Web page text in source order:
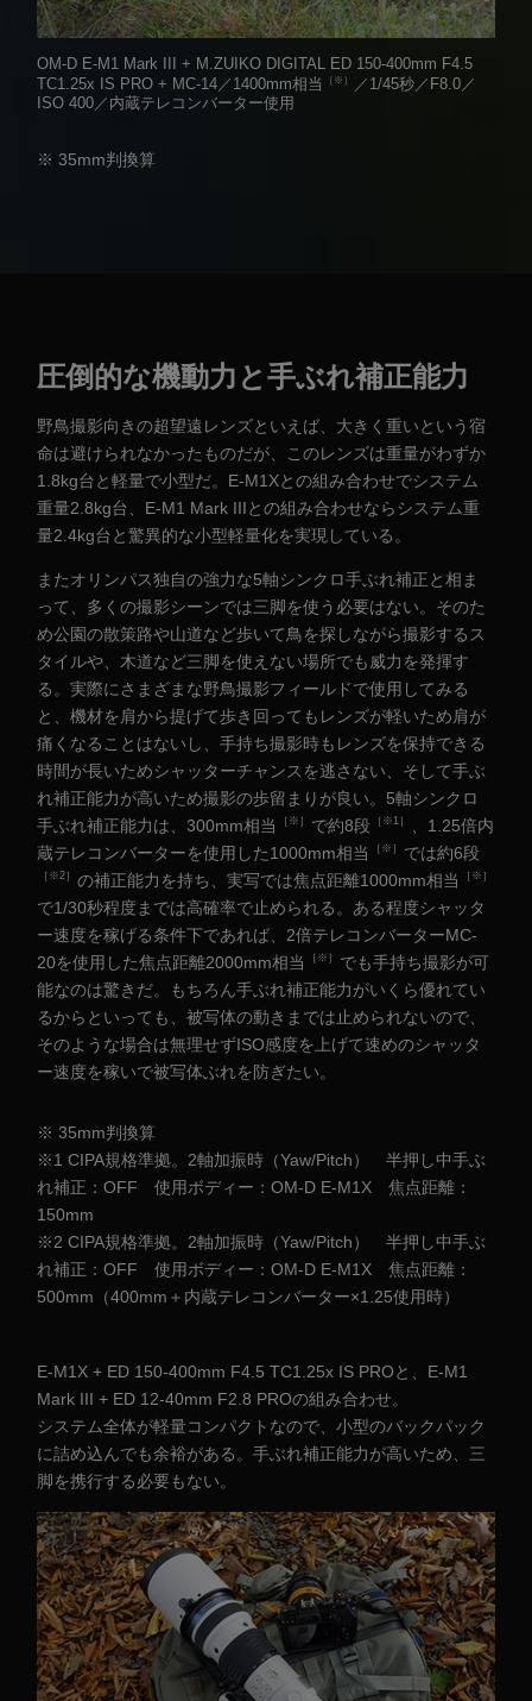
OM-D E-M1 Mark III + M.ZUIKO DIGITAL ED 150-400mm F4.5
TC1.25x IS PRO + MC-14／1400mm相当
［※］
／1/45秒／F8.0／
ISO 400／内蔵テレコンバーター使用
※ 35mm判換算
圧倒的な機動力と手ぶれ補正能力
野鳥撮影向きの超望遠レンズといえば、大きく重いという宿
命は避けられなかったものだが、このレンズは重量がわずか
1.8kg台と軽量で小型だ。E-M1Xとの組み合わせでシステム
重量2.8kg台、E-M1 Mark IIIとの組み合わせならシステム重
量2.4kg台と驚異的な小型軽量化を実現している。
またオリンパス独自の強力な5軸シンクロ手ぶれ補正と相ま
って、多くの撮影シーンでは三脚を使う必要はない。そのた
め公園の散策路や山道など歩いて鳥を探しながら撮影するス
タイルや、木道など三脚を使えない場所でも威力を発揮す
る。実際にさまざまな野鳥撮影フィールドで使用してみる
と、機材を肩から提げて歩き回ってもレンズが軽いため肩が
痛くなることはないし、手持ち撮影時もレンズを保持できる
時間が長いためシャッターチャンスを逃さない、そして手ぶ
れ補正能力が高いため撮影の歩留まりが良い。5軸シンクロ
手ぶれ補正能力は、300mm相当
［※］ で約8段 ［※1］
、1.25倍内
蔵テレコンバーターを使用した1000mm相当
［※］ では約6段
［※2］ の補正能力を持ち、実写では焦点距離1000mm相当 ［※］
で1/30秒程度までは高確率で止められる。ある程度シャッタ
ー速度を稼げる条件下であれば、2倍テレコンバーターMC-
20を使用した焦点距離2000mm相当
［※］
でも手持ち撮影が可
能なのは驚きだ。もちろん手ぶれ補正能力がいくら優れてい
るからといっても、被写体の動きまでは止められないので、
そのような場合は無理せずISO感度を上げて速めのシャッタ
ー速度を稼いで被写体ぶれを防ぎたい。
※ 35mm判換算
※1 CIPA規格準拠。2軸加振時（Yaw/Pitch） 半押し中手ぶ
れ補正：OFF 使用ボディー：OM-D E-M1X 焦点距離：
150mm
※2 CIPA規格準拠。2軸加振時（Yaw/Pitch） 半押し中手ぶ
れ補正：OFF 使用ボディー：OM-D E-M1X 焦点距離：
500mm（400mm＋内蔵テレコンバーター×1.25使用時）
E-M1X + ED 150-400mm F4.5 TC1.25x IS PROと、E-M1
Mark III + ED 12-40mm F2.8 PROの組み合わせ。
システム全体が軽量コンパクトなので、小型のバックパック
に詰め込んでも余裕がある。手ぶれ補正能力が高いため、三
脚を携行する必要もない。